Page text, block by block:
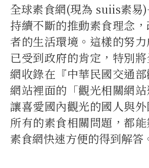
全球素食網(現為 suiis素易
持續不斷的推動素食理念
者的生活環境。這樣的努
已受到政府的肯定，特別
網收錄在『中華民國交通部
網站裡面的「觀光相關網站
讓喜愛國內觀光的國人與外
所有的素食相關問題，都
素食網快速方便的得到解答